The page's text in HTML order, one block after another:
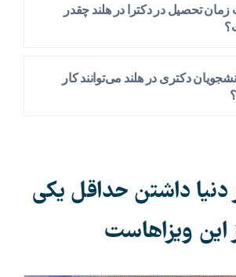
تحصیل در دکترا در هلند چقدر
دکتری در هلند می‌توانند کار
داشتن حداقل یکی
این ویزاهاست